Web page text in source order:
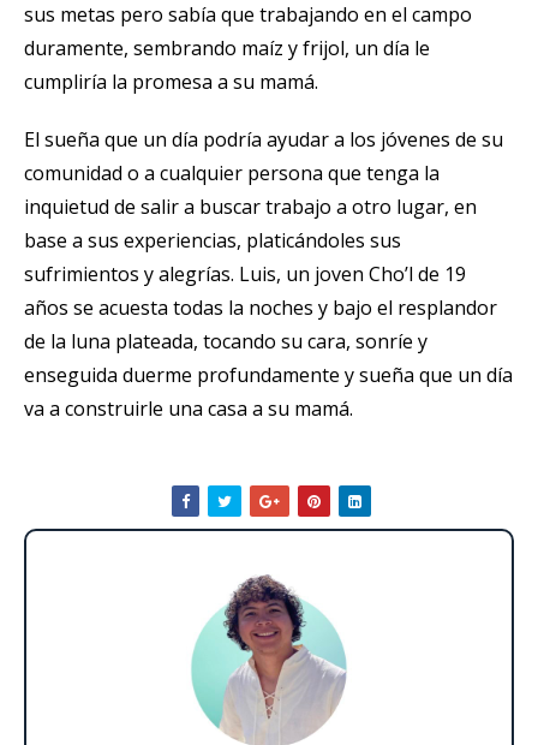
sus metas pero sabía que trabajando en el campo
duramente, sembrando maíz y frijol, un día le
cumpliría la promesa a su mamá.
El sueña que un día podría ayudar a los jóvenes de su
comunidad o a cualquier persona que tenga la
inquietud de salir a buscar trabajo a otro lugar, en
base a sus experiencias, platicándoles sus
sufrimientos y alegrías. Luis, un joven Cho’l de 19
años se acuesta todas la noches y bajo el resplandor
de la luna plateada, tocando su cara, sonríe y
enseguida duerme profundamente y sueña que un día
va a construirle una casa a su mamá.